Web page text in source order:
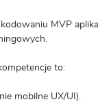
MVP
to:
mobilne UX/UI).